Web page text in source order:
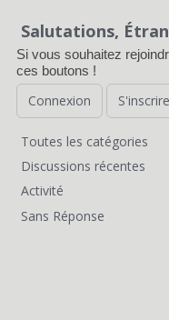
Salutations,
Si vous souhaitez
ces boutons !
Connexion S'inscrire
L
i
e
Toutes les catégories
Discussions récentes
Activité
Sans Réponse